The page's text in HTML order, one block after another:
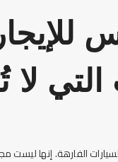
للإيجار
التي
الفارهة. إنها ليست